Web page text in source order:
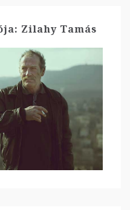
Zilahy Tamás